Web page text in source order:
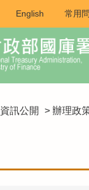
English 常用
資訊公開
> 辦理政